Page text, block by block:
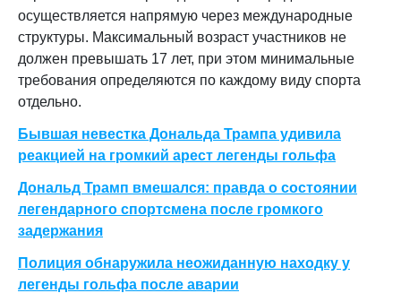
осуществляется напрямую через международные
структуры. Максимальный возраст участников не
должен превышать 17 лет, при этом минимальные
требования определяются по каждому виду спорта
отдельно.
Бывшая невестка Дональда Трампа удивила
реакцией на громкий арест легенды гольфа
Дональд Трамп вмешался: правда о состоянии
легендарного спортсмена после громкого
задержания
Полиция обнаружила неожиданную находку у
легенды гольфа после аварии